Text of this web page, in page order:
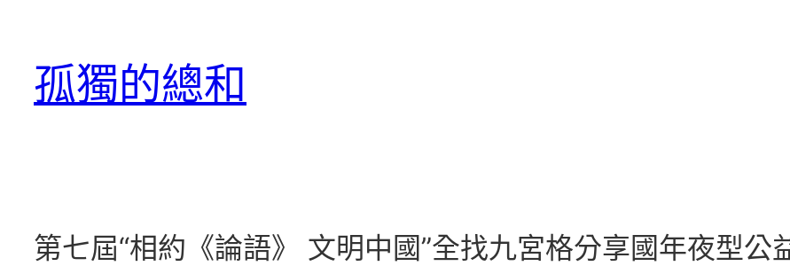
孤獨的總和
第七屆“相約《論語》 文明中國”全找九宮格分享國年夜型公